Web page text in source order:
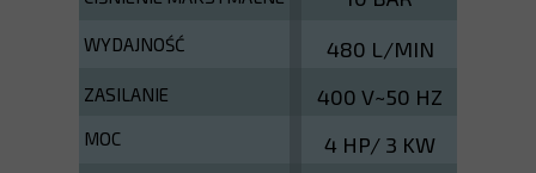
4 HP/ 3 KW
400 V~50 HZ
480 L/MIN
MOC
ZASILANIE
WYDAJNOŚĆ